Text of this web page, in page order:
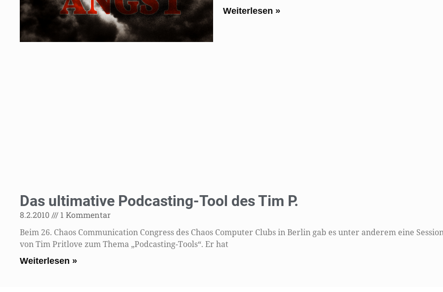
Weiterlesen »
Das ultimative Podcasting-Tool des Tim P.
8.2.2010 1 Kommentar
Beim 26. Chaos Communication Congress des Chaos Computer Clubs in Berlin gab es unter anderem eine
von Tim Pritlove zum Thema „Podcasting-Tools“. Er hat
Weiterlesen »